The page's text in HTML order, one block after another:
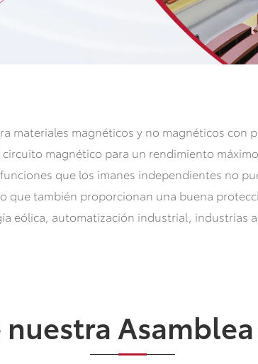
materiales magnéticos y no magnéticos con
magnético para un rendimiento
que los imanes independientes no
que también proporcionan una buena
eólica, automatización industrial, industrias
nuestra